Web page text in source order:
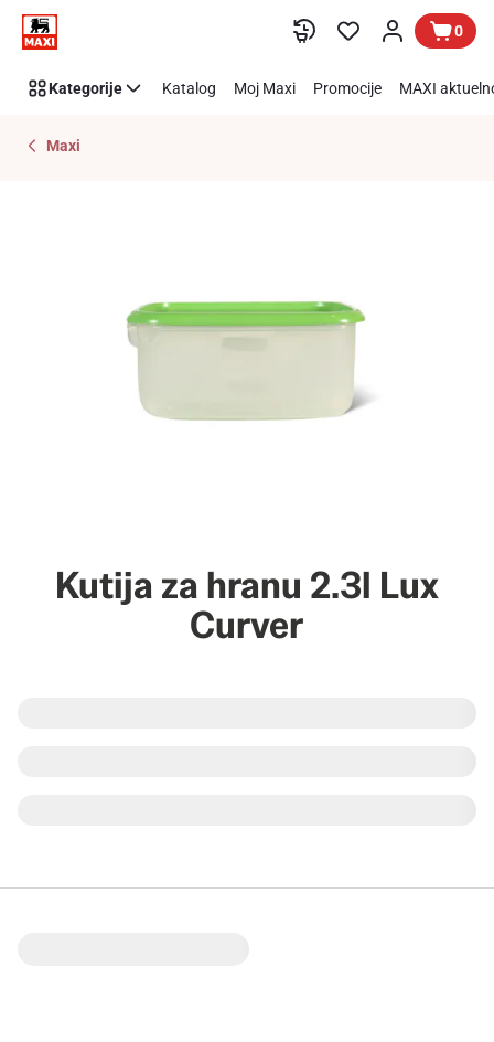
Preskoči link 0
Kategorije Katalog Moj Maxi Promocije MAXI
Maxi
Kutija za hranu 2.3l Lux
Curver